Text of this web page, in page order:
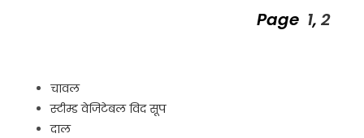
Page 1, 2
चावल
स्टीम्ड वेजिटेबल विद सूप
दाल